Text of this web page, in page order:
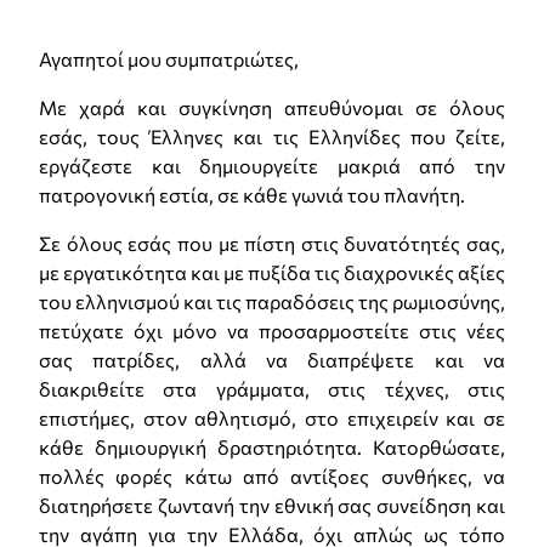
Αγαπητοί μου συμπατριώτες,
Με χαρά και συγκίνηση απευθύνομαι σε όλους
εσάς, τους Έλληνες και τις Ελληνίδες που ζείτε,
εργάζεστε και δημιουργείτε μακριά από την
πατρογονική εστία, σε κάθε γωνιά του πλανήτη.
Σε όλους εσάς που με πίστη στις δυνατότητές σας,
με εργατικότητα και με πυξίδα τις διαχρονικές αξίες
του ελληνισμού και τις παραδόσεις της ρωμιοσύνης,
πετύχατε όχι μόνο να προσαρμοστείτε στις νέες
σας πατρίδες, αλλά να διαπρέψετε και να
διακριθείτε στα γράμματα, στις τέχνες, στις
επιστήμες, στον αθλητισμό, στο επιχειρείν και σε
κάθε δημιουργική δραστηριότητα. Κατορθώσατε,
πολλές φορές κάτω από αντίξοες συνθήκες, να
διατηρήσετε ζωντανή την εθνική σας συνείδηση και
την αγάπη για την Ελλάδα, όχι απλώς ως τόπο